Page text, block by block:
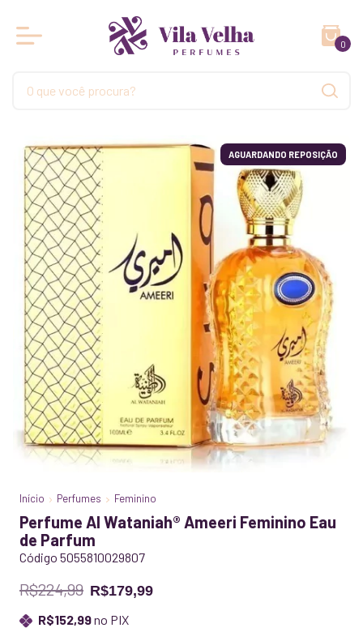
0
AGUARDANDO REPOSIÇÃO
Início Perfumes Feminino
Perfume Al Wataniah® Ameeri Feminino Eau
de Parfum
Código 5055810029807
R$224,99 R$179,99
R$152,99no PIX